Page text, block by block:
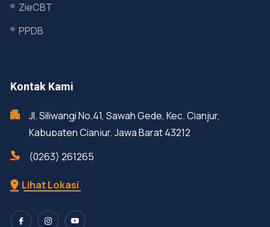
ZieCBT
PPDB
Kontak Kami
Jl. Siliwangi No.41, Sawah Gede, Kec. Cianjur,
Kabupaten Cianjur, Jawa Barat 43212
(0263) 261265
Lihat Lokasi